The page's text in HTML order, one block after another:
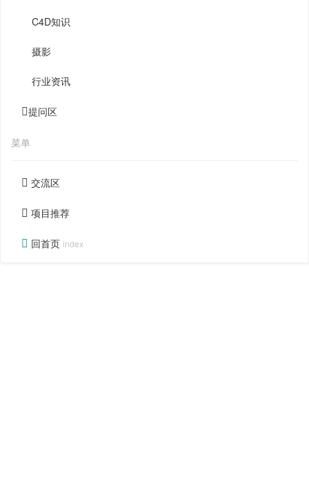
C4D知识
摄影
行业资讯
提问区
菜单
交流区
项目推荐
回首页 index